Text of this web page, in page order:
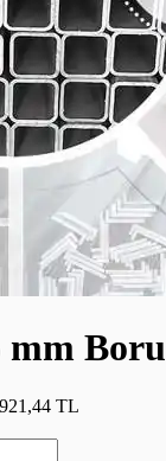
mm Boru
921,44 TL